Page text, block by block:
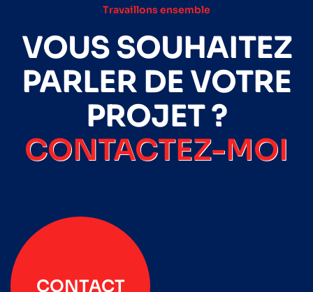
Travaillons ensemble
VOUS SOUHAITEZ
PARLER DE VOTRE
PROJET ?
CONTACTEZ-MOI
CONTACT